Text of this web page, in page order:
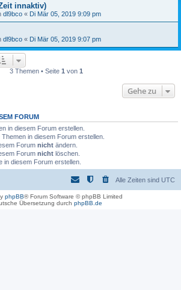
innaktiv)
dl9bco « Di Mär 05, 2019 9:09 pm
dl9bco « Di Mär 05, 2019 9:07 pm
3 Themen • Seite 1 von 1
Gehe zu
FORUM
in diesem Forum erstellen.
in diesem Forum erstellen.
Forum nicht ändern.
Forum nicht löschen.
in diesem Forum erstellen.
Alle Zeiten sind UTC
phpBB® Forum Software © phpBB Limited
Übersetzung durch phpBB.de